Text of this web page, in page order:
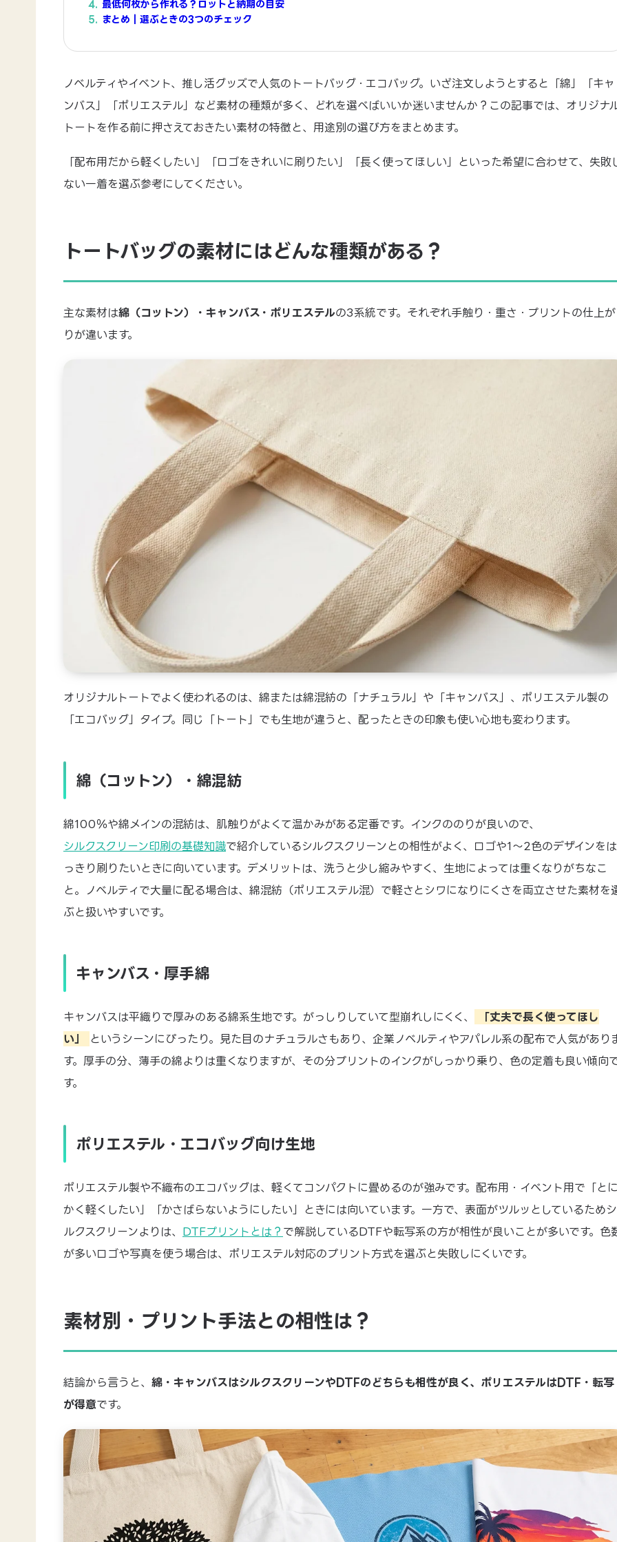
最低何枚から作れる？ロットと納期の目安
まとめ｜選ぶときの3つのチェック
ノベルティやイベント、推し活グッズで人気のトートバッグ・エコバッグ。いざ注文しようとすると「綿」「キャ
ンバス」「ポリエステル」など素材の種類が多く、どれを選べばいいか迷いませんか？この記事では、オリジナ
トートを作る前に押さえておきたい素材の特徴と、用途別の選び方をまとめます。
「配布用だから軽くしたい」「ロゴをきれいに刷りたい」「長く使ってほしい」といった希望に合わせて、失敗
ない一着を選ぶ参考にしてください。
トートバッグの素材にはどんな種類がある？
主な素材は綿（コットン）・キャンバス・ポリエステルの3系統です。それぞれ手触り・重さ・プリントの仕上が
りが違います。
オリジナルトートでよく使われるのは、綿または綿混紡の「ナチュラル」や「キャンバス」、ポリエステル製の
「エコバッグ」タイプ。同じ「トート」でも生地が違うと、配ったときの印象も使い心地も変わります。
綿（コットン）・綿混紡
綿100％や綿メインの混紡は、肌触りがよくて温かみがある定番です。インクののりが良いので、
シルクスクリーン印刷の基礎知識で紹介しているシルクスクリーンとの相性がよく、ロゴや1〜2色のデザインをは
っきり刷りたいときに向いています。デメリットは、洗うと少し縮みやすく、生地によっては重くなりがちなこ
と。ノベルティで大量に配る場合は、綿混紡（ポリエステル混）で軽さとシワになりにくさを両立させた素材を
ぶと扱いやすいです。
キャンバス・厚手綿
キャンバスは平織りで厚みのある綿系生地です。がっしりしていて型崩れしにくく、
「丈夫で長く使ってほし
い」
というシーンにぴったり。見た目のナチュラルさもあり、企業ノベルティやアパレル系の配布で人気があり
す。厚手の分、薄手の綿よりは重くなりますが、その分プリントのインクがしっかり乗り、色の定着も良い傾向
す。
ポリエステル・エコバッグ向け生地
ポリエステル製や不織布のエコバッグは、軽くてコンパクトに畳めるのが強みです。配布用・イベント用で「とに
かく軽くしたい」「かさばらないようにしたい」ときには向いています。一方で、表面がツルッとしているためシ
ルクスクリーンよりは、 DTFプリントとは？ で解説しているDTFや転写系の方が相性が良いことが多いです。色
が多いロゴや写真を使う場合は、ポリエステル対応のプリント方式を選ぶと失敗しにくいです。
素材別・プリント手法との相性は？
結論から言うと、 綿・キャンバスはシルクスクリーンやDTFのどちらも相性が良く、ポリエステルはDTF・転写
が得意です。